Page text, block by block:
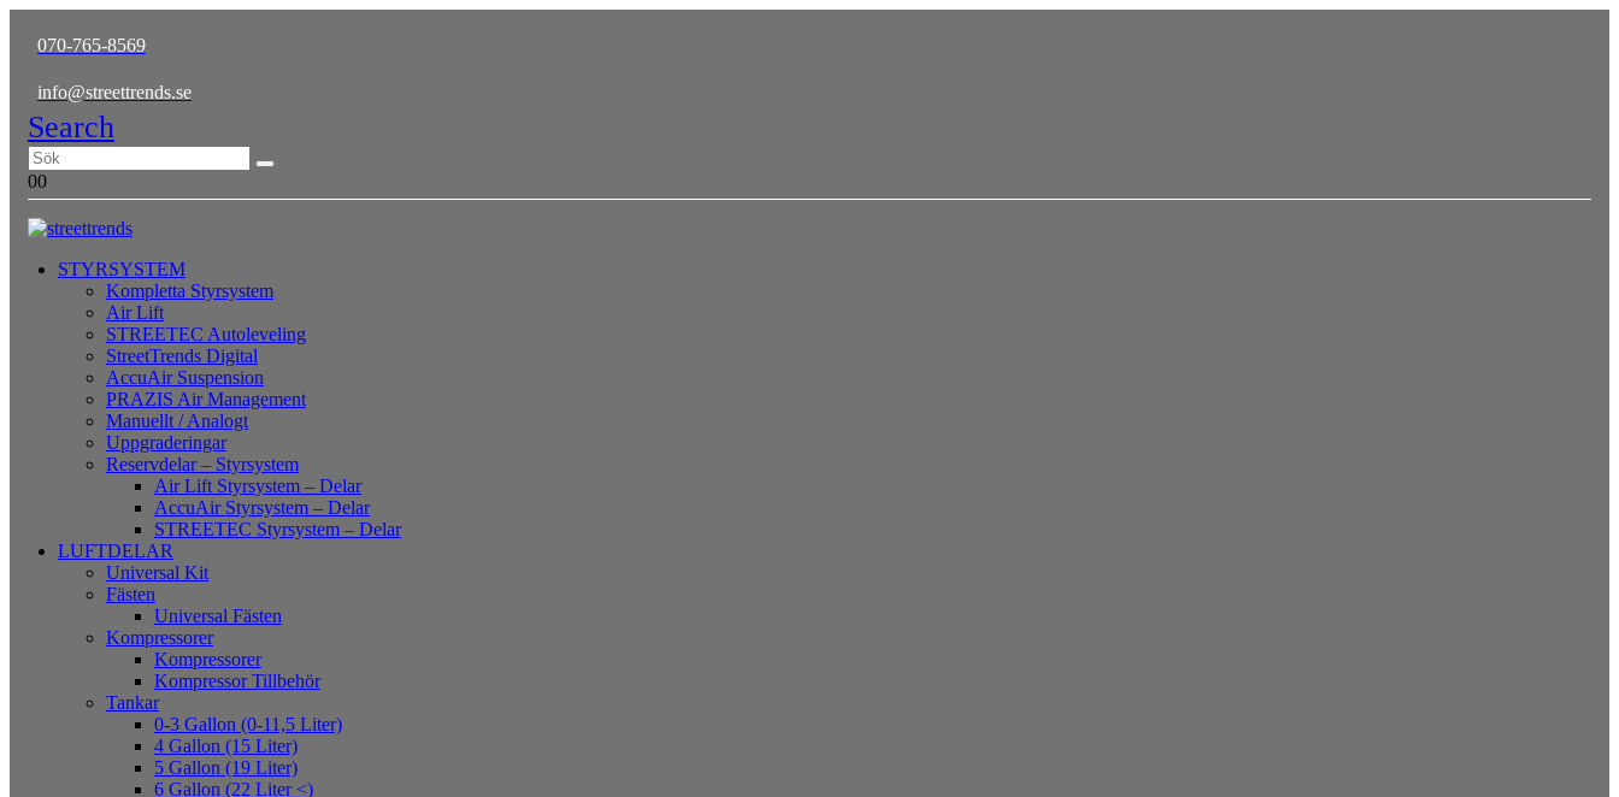
070-765-8569
info@streettrends.se
Search
00
STYRSYSTEM
Kompletta Styrsystem
Air Lift
STREETEC Autoleveling
StreetTrends Digital
AccuAir Suspension
PRAZIS Air Management
Manuellt / Analogt
Uppgraderingar
Reservdelar – Styrsystem
Air Lift Styrsystem – Delar
AccuAir Styrsystem – Delar
STREETEC Styrsystem – Delar
LUFTDELAR
Universal Kit
Fästen
Universal Fästen
Kompressorer
Kompressorer
Kompressor Tillbehör
Tankar
0-3 Gallon (0-11,5 Liter)
4 Gallon (15 Liter)
5 Gallon (19 Liter)
6 Gallon (22 Liter <)